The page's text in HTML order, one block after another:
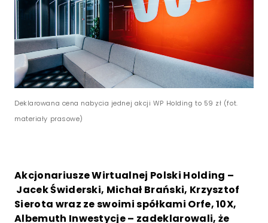
Deklarowana cena nabycia jednej akcji WP Holding to 59 zł (fot.
materiały prasowe)
Akcjonariusze Wirtualnej Polski Holding –
Jacek Świderski, Michał Brański, Krzysztof
Sierota wraz ze swoimi spółkami Orfe, 10X,
Albemuth Inwestycje – zadeklarowali, że